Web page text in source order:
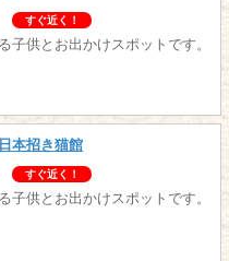
すぐ近く！
子供とお出かけスポットです。
本招き猫館
すぐ近く！
子供とお出かけスポットです。